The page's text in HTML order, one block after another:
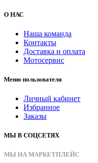
О НАС
Наша команда
Контакты
Доставка и оплата
Мотосервис
Меню пользователя
Личный кабинет
Избранное
Заказы
МЫ В СОЦСЕТЯХ
МЫ НА МАРКЕТПЛЕЙС